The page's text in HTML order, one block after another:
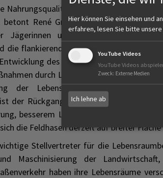
Nahrungsqualität verschlechtern oder
betont René Greiner,
Jägerinnen und Jäger Baden-
die flankierende Reduzierung der
des Feldhasen positiv. Die
durch Landwirtinnen und
der Lebensräume bei. Ohne
der Rückgang vieler Feldbewohner
besserem Lebensraum und
die Feldhasen derzeit auf breiter
Stellvertreter für die
Maschinisierung der
haben ihre Lebensräume
Hier können Sie einsehen und
erfahren, lesen Sie bitte unsere
YouTube Videos
YouTube Videos
Zweck: Externe Medien
Ich lehne ab